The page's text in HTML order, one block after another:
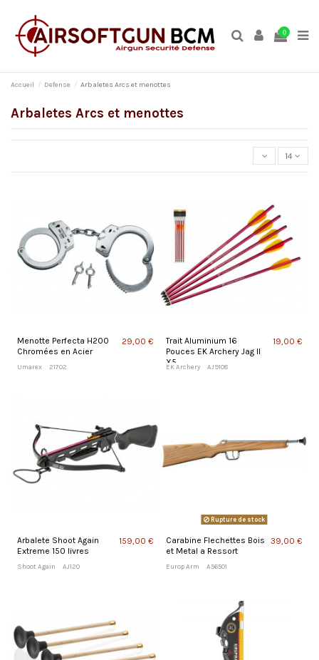
0
Accueil Defense Arbaletes Arcs et menottes
Arbaletes Arcs et menottes
14
Menotte Perfecta H200
Chromées en Acier
Umarex 21702
29,00 €
Trait Aluminium 16
Pouces EK Archery Jag II
X5
EK Archery AJ9108
19,00 €
Arbalete Shoot Again
Extreme 150 livres
Shoot Again AJ120
159,00 €
Rupture de stock
Carabine Flechettes Bois
et Metal a Ressort
Europ Arm A56501
39,00 €